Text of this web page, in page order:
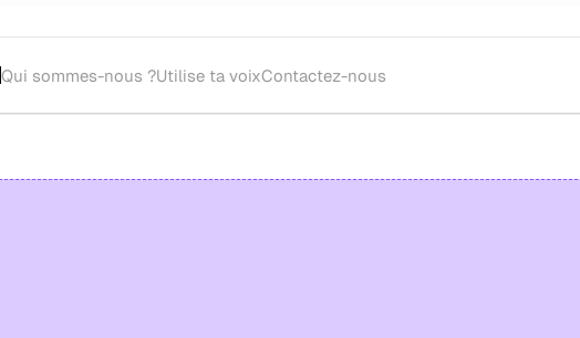
Qui sommes-nous ?Utilise ta voixContactez-nous